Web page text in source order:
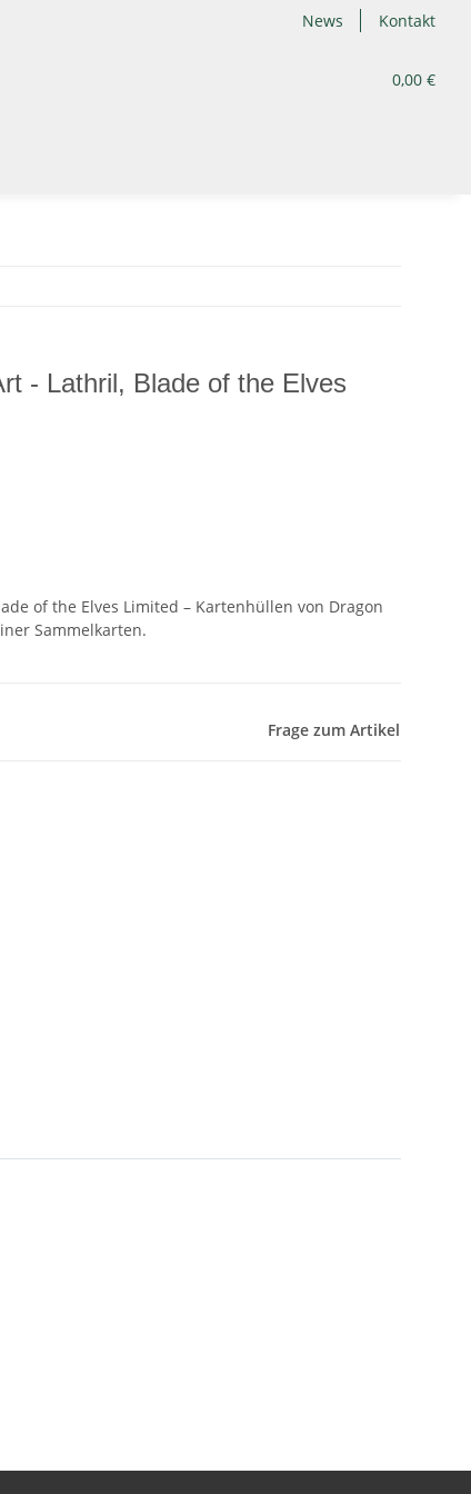
News Kontakt
0,00 €
- Lathril, Blade of the Elves
of the Elves Limited – Kartenhüllen von Dragon
Sammelkarten.
Frage zum Artikel